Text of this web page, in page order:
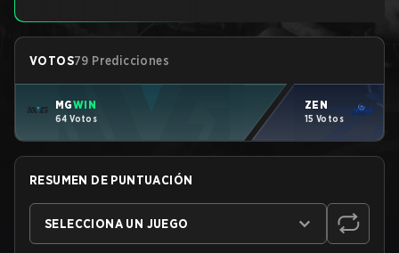
VOTOS79 Predicciones
MGWIN
64 Votos
ZEN
15 Votos
RESUMEN DE PUNTUACIÓN
SELECCIONA UN JUEGO